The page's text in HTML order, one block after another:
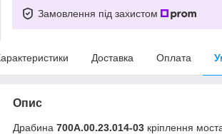
Замовлення під захистом
Доставка Оплата
Опис
Драбина 700А.00.23.014-03 кріплення